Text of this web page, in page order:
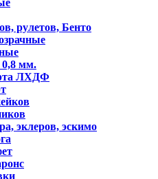
рулетов, Бенто
0,8 мм.
ЛХДФ
эклеров, эскимо